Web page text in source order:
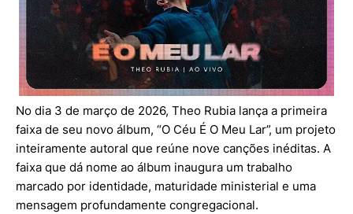
No dia 3 de março de 2026, Theo Rubia lança a primeira
faixa de seu novo álbum, “O Céu É O Meu Lar”, um projeto
inteiramente autoral que reúne nove canções inéditas. A
faixa que dá nome ao álbum inaugura um trabalho
marcado por identidade, maturidade ministerial e uma
mensagem profundamente congregacional.